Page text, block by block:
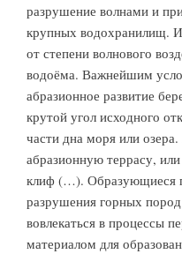
разрушение волнами и
крупных водохранилищ.
от степени волнового
водоёма. Важнейшим
абразионное развитие
крутой угол исходного
части дна моря или
абразионную террасу,
клиф (…). Образующиеся
разрушения горных пород
вовлекаться в процессы
материалом для